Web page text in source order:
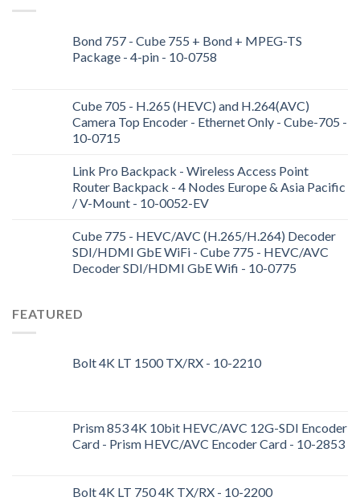
Bond 757 - Cube 755 + Bond + MPEG-TS
Package - 4-pin - 10-0758
Cube 705 - H.265 (HEVC) and H.264(AVC)
Camera Top Encoder - Ethernet Only - Cube-705 -
10-0715
Link Pro Backpack - Wireless Access Point
Router Backpack - 4 Nodes Europe & Asia Pacific
/ V-Mount - 10-0052-EV
Cube 775 - HEVC/AVC (H.265/H.264) Decoder
SDI/HDMI GbE WiFi - Cube 775 - HEVC/AVC
Decoder SDI/HDMI GbE Wifi - 10-0775
FEATURED
Bolt 4K LT 1500 TX/RX - 10-2210
Prism 853 4K 10bit HEVC/AVC 12G-SDI Encoder
Card - Prism HEVC/AVC Encoder Card - 10-2853
Bolt 4K LT 750 4K TX/RX - 10-2200